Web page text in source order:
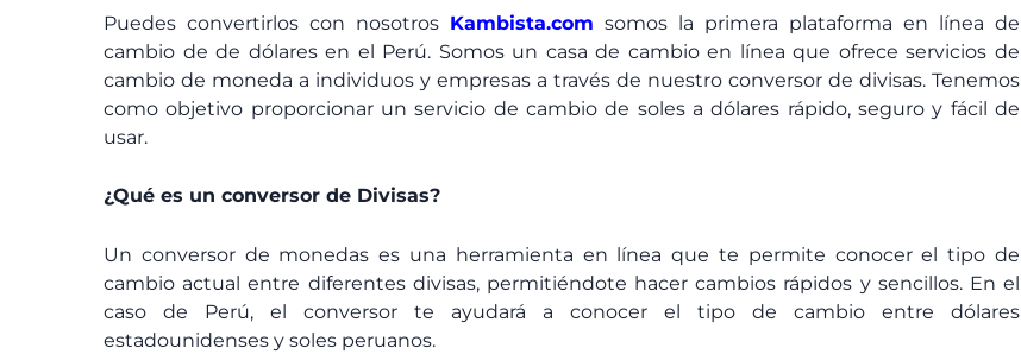
Puedes convertirlos con nosotros Kambista.com somos la primera plataforma en línea de
cambio de de dólares en el Perú. Somos un casa de cambio en línea que ofrece servicios de
cambio de moneda a individuos y empresas a través de nuestro conversor de divisas. Tenemos
como objetivo proporcionar un servicio de cambio de soles a dólares rápido, seguro y fácil de
usar.
¿Qué es un conversor de Divisas?
Un conversor de monedas es una herramienta en línea que te permite conocer el tipo de
cambio actual entre diferentes divisas, permitiéndote hacer cambios rápidos y sencillos. En el
caso de Perú, el conversor te ayudará a conocer el tipo de cambio entre dólares
estadounidenses y soles peruanos.